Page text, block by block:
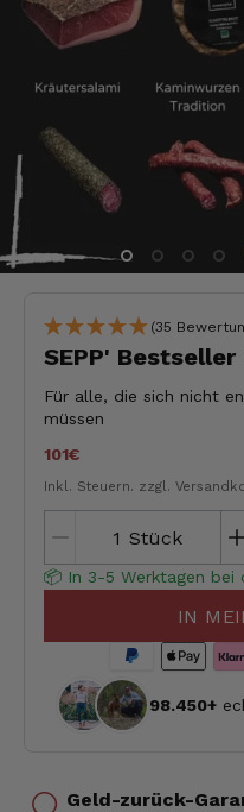
(35
SEPP' Bestseller
Für alle, die sich nicht
müssen
101€
Inkl. Steuern. zzgl.
Stück
📦 In 3-5 Werktagen bei
IN
98.450+
Geld-zurück-